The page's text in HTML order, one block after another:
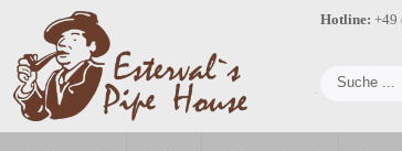
Hotline: +49